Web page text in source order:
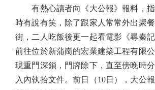
有熱心讀者向《大公報》報料，指
時有說有笑，除了跟家人常常外出聚
街，二人吃飯後更一起看電影《尋秦
前往位於新蒲崗的宏業建築工程有限
現重門深鎖，門牌除下，直至傍晚時
入內執拾文件。前日（10日），大公